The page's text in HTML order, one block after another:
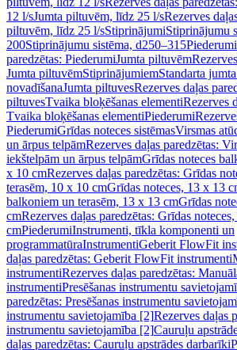
12 l/sJumta piltuvēm, līdz 25 l/sRezerves
piltuvēm, līdz 25 l/sStiprinājumiStiprinājumu
200Stiprinājumu sistēma, d250–315Piederumi
paredzētas: PiederumiJumta piltuvēm
Jumta piltuvēmStiprinājumiemStandarta
novadīšanaJumta piltuvesRezerves daļas
piltuvesTvaika bloķēšanas elementiRezerves
Tvaika bloķēšanas elementiPiederumi
PiederumiGrīdas noteces sistēmasVirsmas
un ārpus telpāmRezerves daļas paredzētas:
iekštelpām un ārpus telpāmGrīdas noteces
x 10 cmRezerves daļas paredzētas: Grīdas
terasēm, 10 x 10 cmGrīdas noteces, 13 x 13
balkoniem un terasēm, 13 x 13 cmGrīdas
cmRezerves daļas paredzētas: Grīdas
cmPiederumiInstrumenti, tīkla komponenti un
programmatūraInstrumentiGeberit FlowFit
daļas paredzētas: Geberit FlowFit instrumenti
instrumentiRezerves daļas paredzētas:
instrumentiPresēšanas instrumentu
paredzētas: Presēšanas instrumentu
instrumentu savietojamība [2]Rezerves daļas
instrumentu savietojamība [2]Cauruļu
daļas paredzētas: Cauruļu apstrādes darbarīki